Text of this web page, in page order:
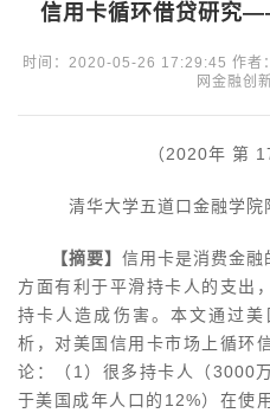
信用卡循环借贷研究
时间：2020-05-26 17:29:45 作者
网金融创
（2020年 第
清华大学五道口金融学
【摘要】 信用卡是消费金融
方面有利于平滑持卡人的支出
持卡人造成伤害。本文通过
析，对美国信用卡市场上循环
论：（1）很多持卡人（3000
于美国成年人口的12%）在使